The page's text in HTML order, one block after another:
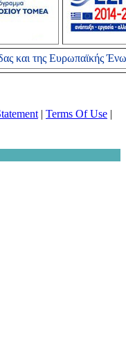
και της Ευρωπαϊκής
| Terms Of Use |